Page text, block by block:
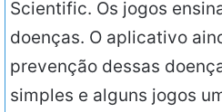
Scientific. Os jogos
doenças. O aplicativo
prevenção dessas
simples e alguns jogos